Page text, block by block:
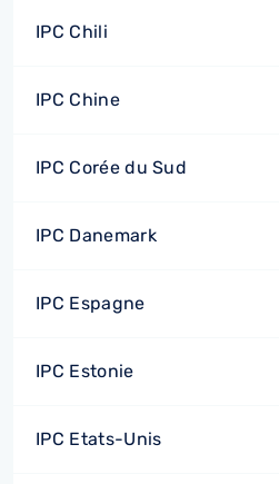
IPC Chili
IPC Chine
IPC Corée du Sud
IPC Danemark
IPC Espagne
IPC Estonie
IPC Etats-Unis